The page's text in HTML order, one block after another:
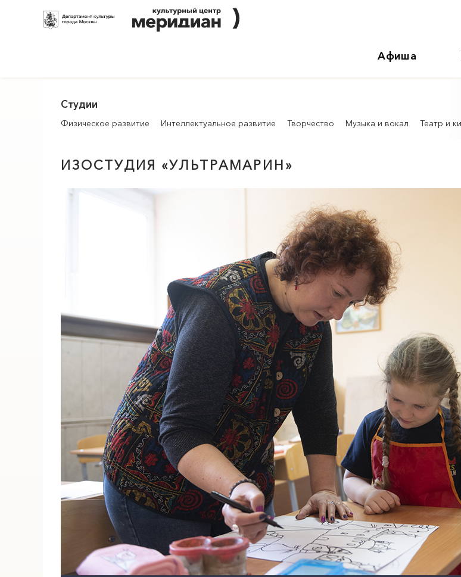
Афиша
ПОИСК ПО МЕРОПРИЯТИЯМ
Студии
Физическое развитие Интеллектуальное развитие Творчество Музыка и вокал Театр и
ИЗОСТУДИЯ «УЛЬТРАМАРИН»